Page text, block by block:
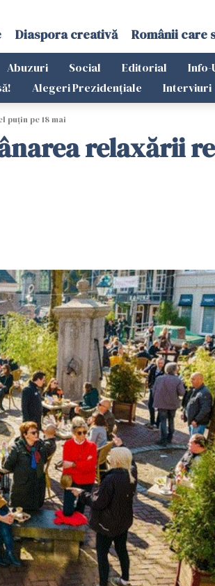
Diaspora creativă Românii care
Abuzuri Social Editorial Info-
Alegeri Prezidențiale Interviuri
pe 18 mai
relaxării